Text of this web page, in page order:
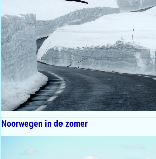
Noorwegen in de zomer